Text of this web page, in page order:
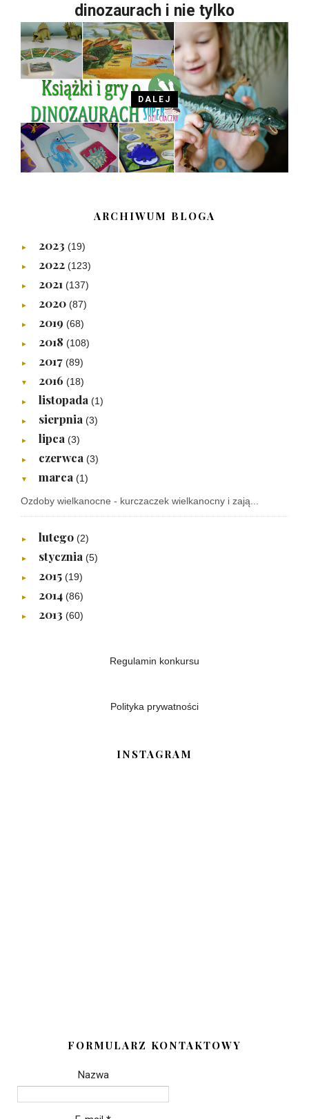
dinozaurach i nie tylko
DALEJ
ARCHIWUM BLOGA
► 2023 (19)
► 2022 (123)
► 2021 (137)
► 2020 (87)
► 2019 (68)
► 2018 (108)
► 2017 (89)
▼ 2016 (18)
► listopada (1)
► sierpnia (3)
► lipca (3)
► czerwca (3)
▼ marca (1)
Ozdoby wielkanocne - kurczaczek wielkanocny i zają...
► lutego (2)
► stycznia (5)
► 2015 (19)
► 2014 (86)
► 2013 (60)
Regulamin konkursu
Polityka prywatności
INSTAGRAM
FORMULARZ KONTAKTOWY
Nazwa